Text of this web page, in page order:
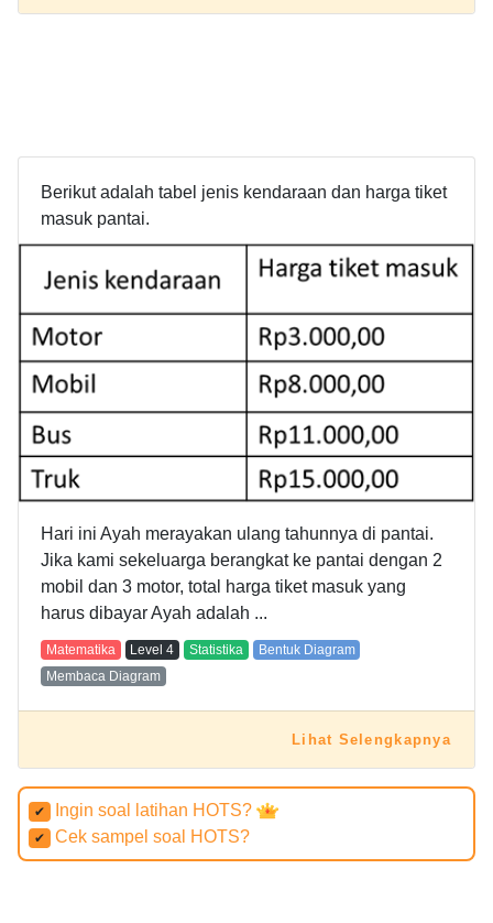
Berikut adalah tabel jenis kendaraan dan harga tiket
masuk pantai.
Hari ini Ayah merayakan ulang tahunnya di pantai.
Jika kami sekeluarga berangkat ke pantai dengan 2
mobil dan 3 motor, total harga tiket masuk yang
harus dibayar Ayah adalah ...
Matematika Level 4 Statistika
Bentuk Diagram
Membaca Diagram
Lihat Selengkapnya
✔ Ingin soal latihan HOTS?
✔ Cek sampel soal HOTS?